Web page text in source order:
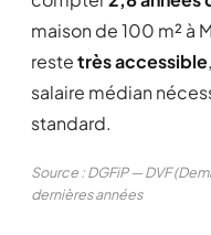
maison de 100 m² à
restetrès accessible
salaire médian
standard.
Source : DGFiP — DVF
dernières années